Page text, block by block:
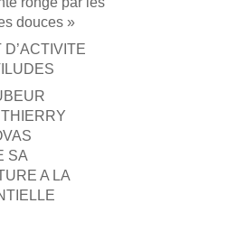
douces »
SA
A LA